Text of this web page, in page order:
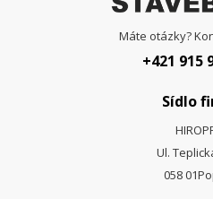
Máte otázky?
+421 915
Sídlo
Ul.
058 01